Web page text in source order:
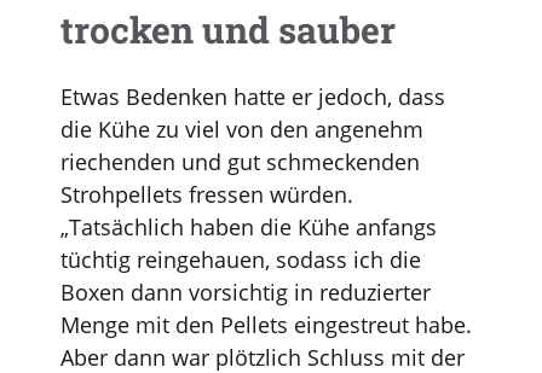
trocken und sauber
Etwas Bedenken hatte er jedoch, dass
die Kühe zu viel von den angenehm
riechenden und gut schmeckenden
Strohpellets fressen würden.
„Tatsächlich haben die Kühe anfangs
tüchtig reingehauen, sodass ich die
Boxen dann vorsichtig in reduzierter
Menge mit den Pellets eingestreut habe.
Aber dann war plötzlich Schluss mit der